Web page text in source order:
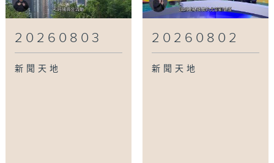
20260803
新聞天地
20260802
新聞天地